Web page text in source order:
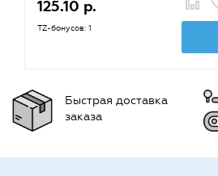
125.10 р.
TZ-бонусов: 1
Быстрая доставка
заказа